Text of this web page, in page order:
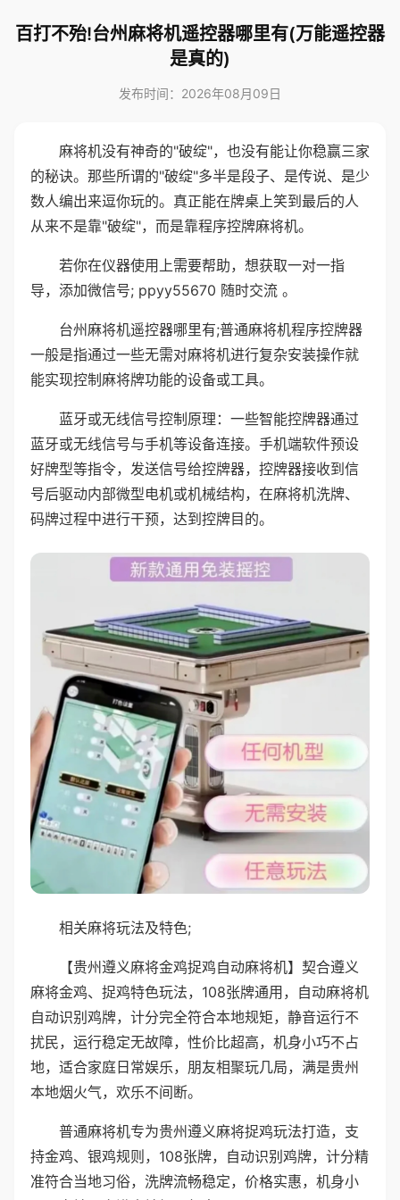
百打不殆!台州麻将机遥控器哪里有(万能遥控器
是真的)
发布时间：2026年08月09日
麻将机没有神奇的"破绽"，也没有能让你稳赢三家
的秘诀。那些所谓的"破绽"多半是段子、是传说、是少
数人编出来逗你玩的。真正能在牌桌上笑到最后的人
从来不是靠"破绽"，而是靠程序控牌麻将机。
若你在仪器使用上需要帮助，想获取一对一指
导，添加微信号; ppyy55670 随时交流 。
台州麻将机遥控器哪里有;普通麻将机程序控牌器
一般是指通过一些无需对麻将机进行复杂安装操作就
能实现控制麻将牌功能的设备或工具。
蓝牙或无线信号控制原理：一些智能控牌器通过
蓝牙或无线信号与手机等设备连接。手机端软件预设
好牌型等指令，发送信号给控牌器，控牌器接收到信
号后驱动内部微型电机或机械结构，在麻将机洗牌、
码牌过程中进行干预，达到控牌目的。
相关麻将玩法及特色;
【贵州遵义麻将金鸡捉鸡自动麻将机】契合遵义
麻将金鸡、捉鸡特色玩法，108张牌通用，自动麻将机
自动识别鸡牌，计分完全符合本地规矩，静音运行不
扰民，运行稳定无故障，性价比超高，机身小巧不占
地，适合家庭日常娱乐，朋友相聚玩几局，满是贵州
本地烟火气，欢乐不间断。
普通麻将机专为贵州遵义麻将捉鸡玩法打造，支
持金鸡、银鸡规则，108张牌，自动识别鸡牌，计分精
准符合当地习俗，洗牌流畅稳定，价格实惠，机身小